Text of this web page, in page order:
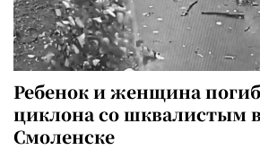
Ребенок и женщина
циклона со шквалистым
Смоленске